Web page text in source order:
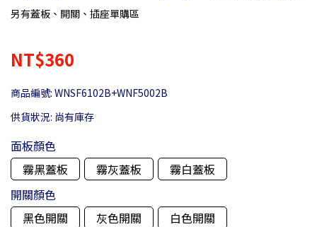
另有蓋板、開關、插座單購區
NT$360
商品編號: WNSF6102B+WNF5002B
供貨狀況: 尚有庫存
面板顏色
霧黑蓋板
霧灰蓋板
霧白蓋板
開關顏色
黑色開關
灰色開關 白色開關